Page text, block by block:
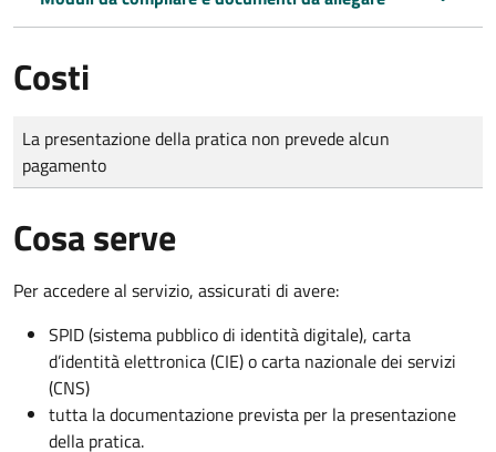
Costi
Tipo di pagamento
Importo
La presentazione della pratica non prevede alcun
pagamento
Cosa serve
Per accedere al servizio, assicurati di avere:
SPID (sistema pubblico di identità digitale), carta
d’identità elettronica (CIE) o carta nazionale dei servizi
(CNS)
tutta la documentazione prevista per la presentazione
della pratica.